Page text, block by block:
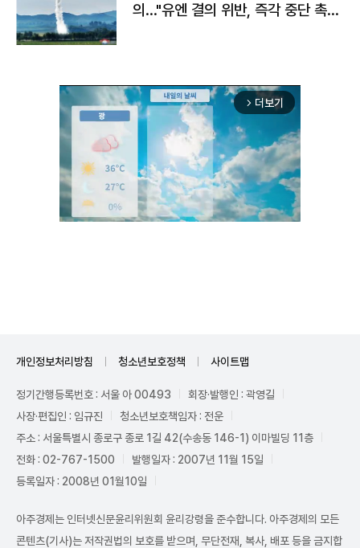
의…"유엔 결의 위반, 즉각 중단 촉
arrow_forward_ios 더보기
개인정보처리방침 청소년보호정책 사이트맵
정기간행등록번호 : 서울 아 00493
회장·발행인 : 곽영길
사장·편집인 : 임규진
청소년보호책임자 : 전운
주소 : 서울특별시 종로구 종로 1길 42(수송동 146-1) 이마빌딩 11층
전화 : 02-767-1500
발행일자 : 2007년 11월 15일
등록일자 : 2008년 01월10일
아주경제는 인터넷신문윤리위원회 윤리강령을 준수합니다. 아주경제의 모든
콘텐츠(기사)는 저작권법의 보호를 받으며, 무단전재, 복사, 배포 등을 금지합